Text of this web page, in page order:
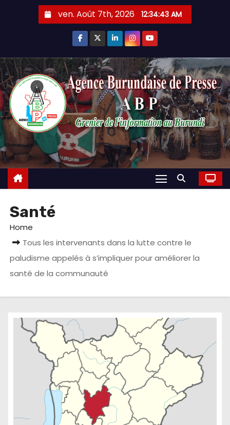
ven. Août 7th, 2026 12:34:44 AM
Santé
Home
Tous les intervenants dans la lutte contre le
paludisme appelés à s’impliquer pour améliorer la
santé de la communauté